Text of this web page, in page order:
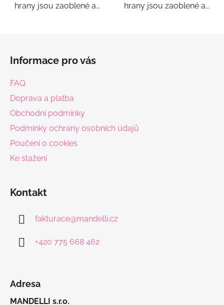
hrany jsou zaoblené a...
hrany jsou zaoblené a...
Informace pro vás
FAQ
Doprava a platba
Obchodní podmínky
Podmínky ochrany osobních údajů
Poučení o cookies
Ke stažení
Kontakt
fakturace@mandelli.cz
+420 775 668 462
Adresa
MANDELLI s.r.o.